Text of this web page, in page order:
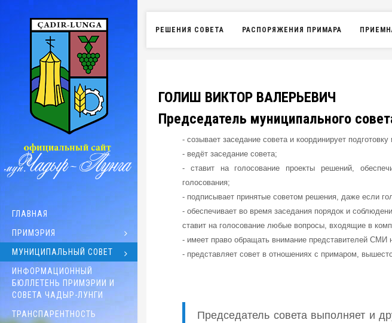
ГЛАВНАЯ
ПРИМЭРИЯ
МУНИЦИПАЛЬНЫЙ СОВЕТ
ИНФОРМАЦИОННЫЙ
БЮЛЛЕТЕНЬ ПРИМЭРИИ И
СОВЕТА ЧАДЫР-ЛУНГИ
ТРАНСПАРЕНТНОСТЬ
РЕШЕНИЯ СОВЕТА РАСПОРЯЖЕНИЯ ПРИМАРА
ГОЛИШ ВИКТОР ВАЛЕРЬЕВИЧ
Председатель муниципального
- созывает заседание совета и координирует
- ведёт заседание совета;
- ставит на голосование проекты решений,
голосования;
- подписывает принятые советом решения, даже если
- обеспечивает во время заседания порядок и
ставит на голосование любые вопросы, входящие в
- имеет право обращать внимание представителей СМИ
- представляет совет в отношениях с примаром,
Председатель совета выполняет и